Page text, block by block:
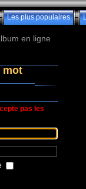
Les plus populaires
en ligne
mot
pas les